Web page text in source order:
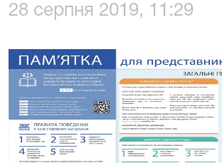
28 серпня 2019, 11:29